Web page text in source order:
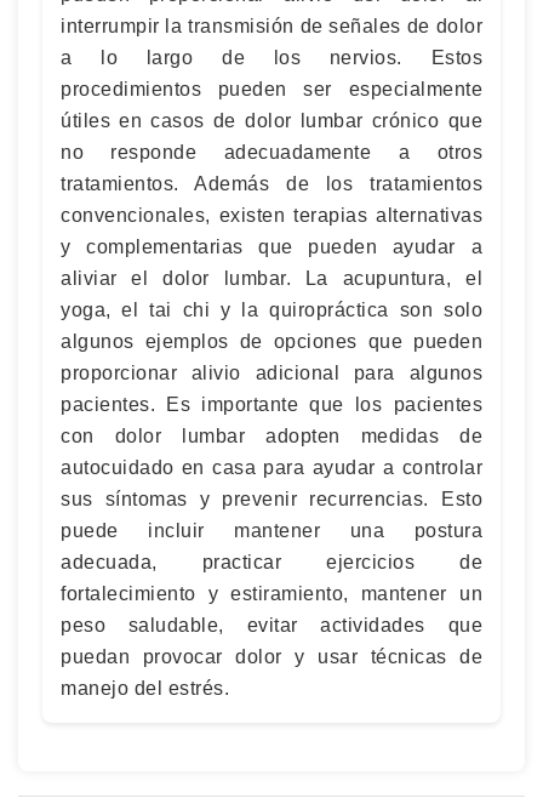
interrumpir la transmisión de señales de dolor
a lo largo de los nervios. Estos
procedimientos pueden ser especialmente
útiles en casos de dolor lumbar crónico que
no responde adecuadamente a otros
tratamientos. Además de los tratamientos
convencionales, existen terapias alternativas
y complementarias que pueden ayudar a
aliviar el dolor lumbar. La acupuntura, el
yoga, el tai chi y la quiropráctica son solo
algunos ejemplos de opciones que pueden
proporcionar alivio adicional para algunos
pacientes. Es importante que los pacientes
con dolor lumbar adopten medidas de
autocuidado en casa para ayudar a controlar
sus síntomas y prevenir recurrencias. Esto
puede incluir mantener una postura
adecuada, practicar ejercicios de
fortalecimiento y estiramiento, mantener un
peso saludable, evitar actividades que
puedan provocar dolor y usar técnicas de
manejo del estrés.